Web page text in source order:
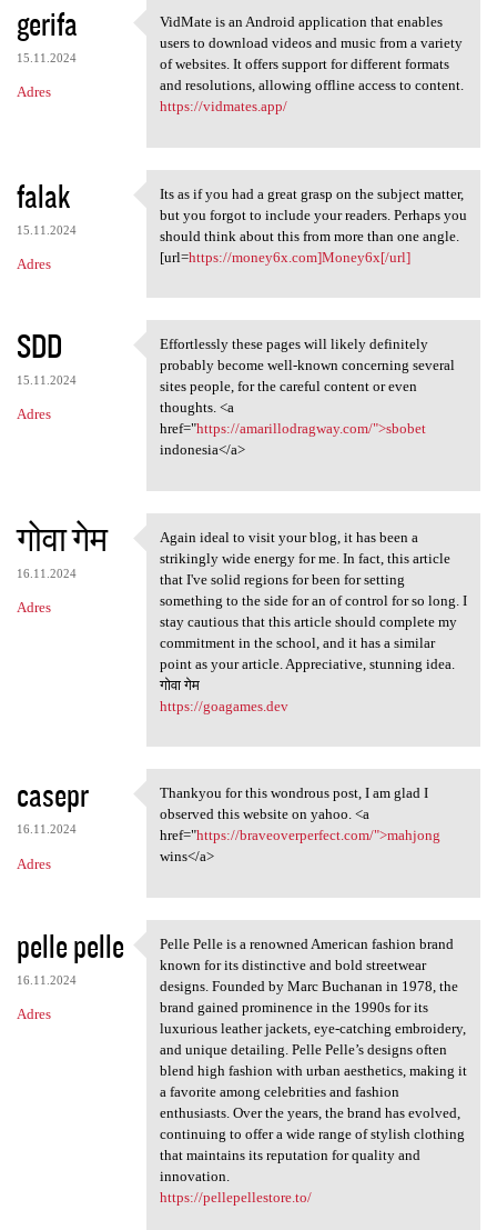
gerifa
15.11.2024
Adres
VidMate is an Android
VidMate is an Android application that enables
users to download videos and music from a variety
of websites. It offers support for different formats
and resolutions, allowing offline access to content.
https://vidmates.app/
falak
15.11.2024
Adres
Its as if you had a great
Its as if you had a great grasp on the subject matter,
but you forgot to include your readers. Perhaps you
should think about this from more than one angle.
[url=https://money6x.com]Money6x[/url]
SDD
15.11.2024
Adres
Effortlessly these pages will
Effortlessly these pages will likely definitely
probably become well-known concerning several
sites people, for the careful content or even
thoughts. <a
href="https://amarillodragway.com/">sbobet
indonesia</a>
गोवा गेम
16.11.2024
Adres
Again ideal to visit your
Again ideal to visit your blog, it has been a
strikingly wide energy for me. In fact, this article
that I've solid regions for been for setting
something to the side for an of control for so long. I
stay cautious that this article should complete my
commitment in the school, and it has a similar
point as your article. Appreciative, stunning idea.
गोवा गेम
https://goagames.dev
casepr
16.11.2024
Adres
Thankyou for this wondrous
Thankyou for this wondrous post, I am glad I
observed this website on yahoo. <a
href="https://braveoverperfect.com/">mahjong
wins</a>
pelle pelle
16.11.2024
Adres
Pelle Pelle is a renowned
Pelle Pelle is a renowned American fashion brand
known for its distinctive and bold streetwear
designs. Founded by Marc Buchanan in 1978, the
brand gained prominence in the 1990s for its
luxurious leather jackets, eye-catching embroidery,
and unique detailing. Pelle Pelle’s designs often
blend high fashion with urban aesthetics, making it
a favorite among celebrities and fashion
enthusiasts. Over the years, the brand has evolved,
continuing to offer a wide range of stylish clothing
that maintains its reputation for quality and
innovation.
https://pellepellestore.to/